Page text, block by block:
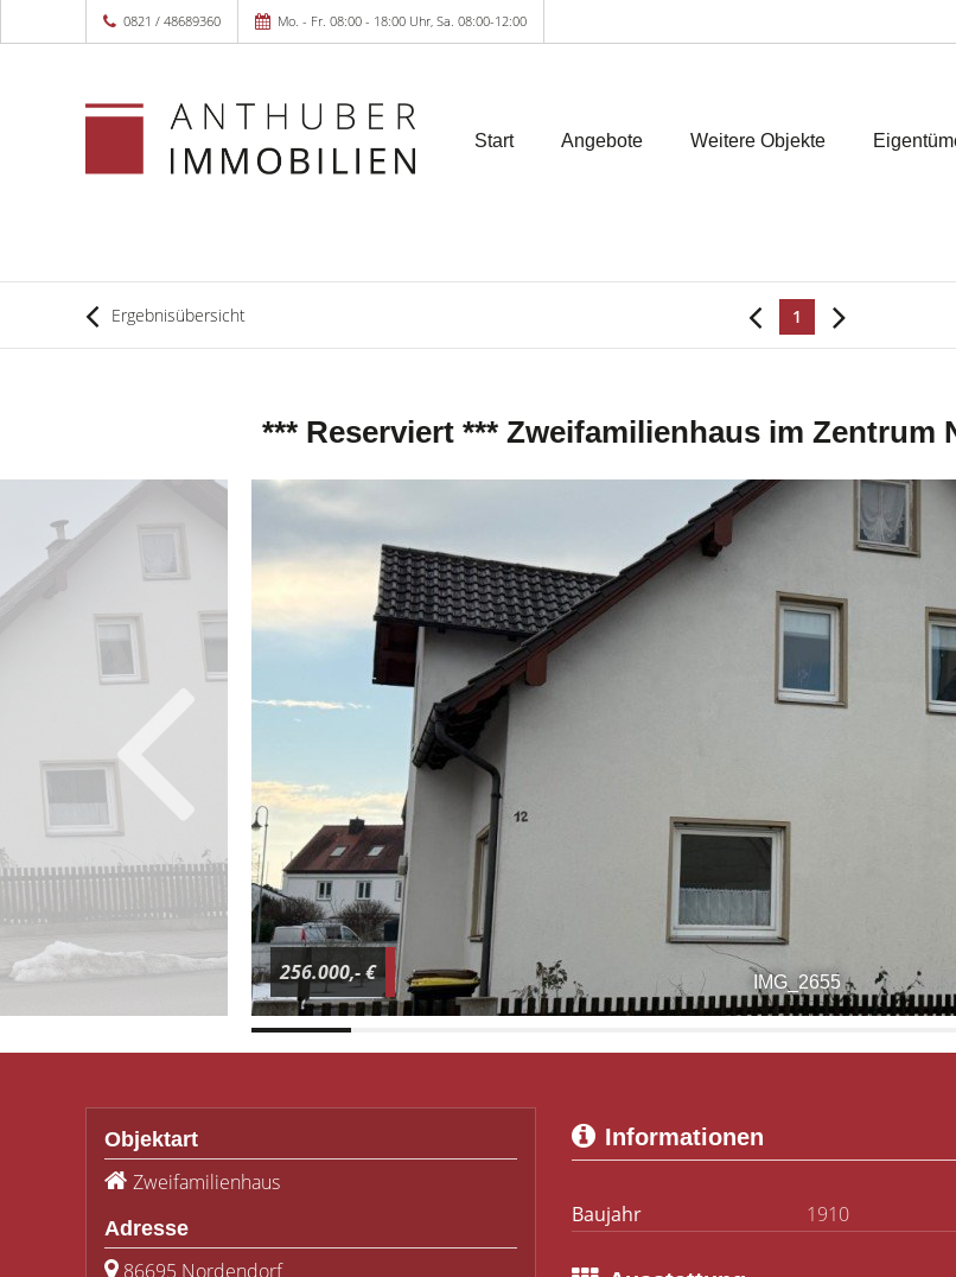
0821 / 48689360 Mo. - Fr. 08:00 - 18:00 Uhr, Sa. 08:00-12:00
Start Angebote Weitere Objekte
Ergebnisübersicht 1
*** Reserviert *** Zweifamilienhaus im Zentrum
IMG_2655
256.000,- €
Objektart
Zweifamilienhaus
Adresse
86695 Nordendorf
Informationen
Baujahr 1910